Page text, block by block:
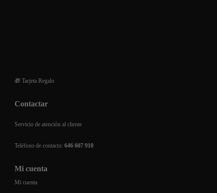
🎁 Tarjeta Regalo
Contactar
Servicio de atención al cliente
Teléfono de contacto: 646 607 910
Mi cuenta
Mi cuenta